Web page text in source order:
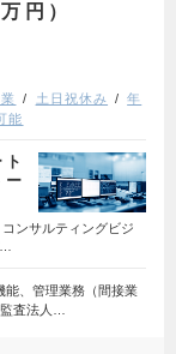
円）
土日祝休み
年
能
ー
ンサルティングビジ
能、管理業務（間接業
査法人…